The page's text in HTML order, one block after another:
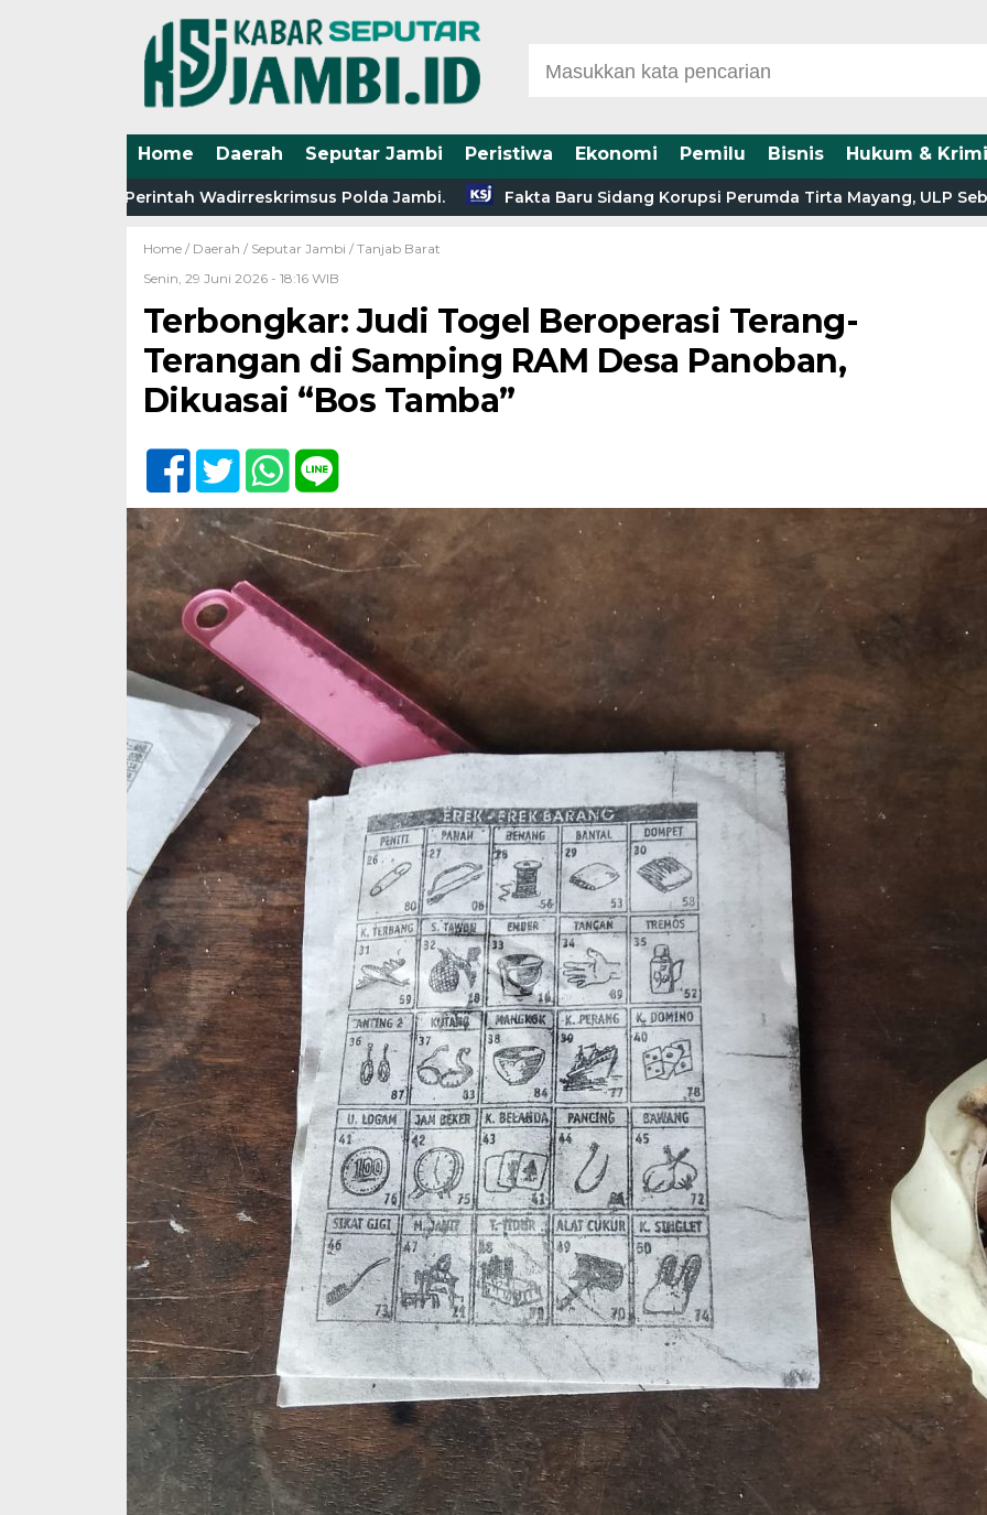
Home Daerah Seputar Jambi Peristiwa Ekonomi Pemilu Bisnis Hukum &
Perintah Wadirreskrimsus Polda Jambi. Fakta Baru Sidang Korupsi Perumda Tirta Mayang, ULP Sebut HPS
Home / Daerah / Seputar Jambi / Tanjab Barat
Senin, 29 Juni 2026 - 18:16 WIB
Terbongkar: Judi Togel Beroperasi Terang-
Terangan di Samping RAM Desa Panoban,
Dikuasai “Bos Tamba”